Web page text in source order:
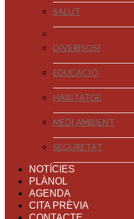
SALUT
DIVER[SOS]
EDUCACIÓ
HABITATGE
MEDI AMBIENT
SEGURETAT
NOTÍCIES
PLÀNOL
AGENDA
CITA PRÈVIA